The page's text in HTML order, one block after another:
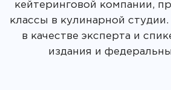
кейтеринговой компании,
классы в кулинарной
в качестве эксперта и
издания и